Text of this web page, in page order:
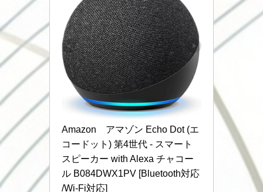
Amazon　アマゾン Echo Dot (エ
コードット) 第4世代 - スマート
スピーカー with Alexa チャコー
ル B084DWX1PV [Bluetooth対応
/Wi-Fi対応]